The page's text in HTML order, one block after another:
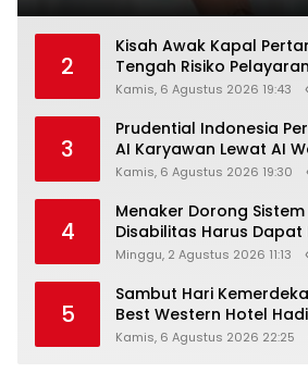
2
Kisah Awak Kapal
Tengah Risiko
Kamis, 6 Agustus 2026 19:43
3
Prudential Indonesia
AI Karyawan Lewat AI
Kamis, 6 Agustus 2026 19:30
4
Menaker Dorong
Disabilitas Harus
Setara
Minggu, 2 Agustus 2026 11:13
5
Sambut Hari
Best Western Hotel
Stay Diskon Hingga 45%
Kamis, 6 Agustus 2026 22:25